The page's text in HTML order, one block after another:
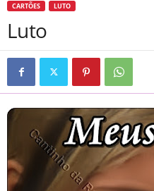
CARTÕES LUTO
Luto